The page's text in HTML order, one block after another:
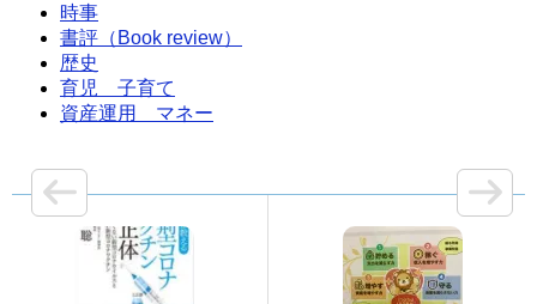
時事
書評（Book review）
歴史
育児 子育て
資産運用 マネー